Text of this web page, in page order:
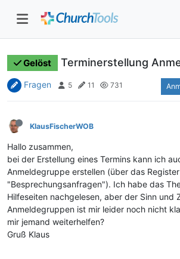
Gelöst Terminerstellung
Fragen 5 11 731
KlausFischerWOB
Hallo zusammen,
bei der Erstellung eines Termins kann ich
Anmeldegruppe erstellen (über das
"Besprechungsanfragen"). Ich habe das
Hilfeseiten nachgelesen, aber der Sinn und
Anmeldegruppen ist mir leider noch nicht
mir jemand weiterhelfen?
Gruß Klaus